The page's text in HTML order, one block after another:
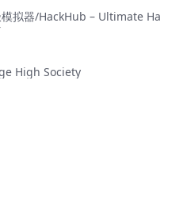
拟器/HackHub – Ultimate Ha
High Society